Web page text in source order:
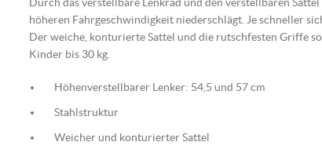
höheren Fahrgeschwindigkeit niederschlägt. Je schneller
Der weiche, konturierte Sattel und die rutschfesten Griffe
Kinder bis 30 kg.
Höhenverstellbarer Lenker: 54,5 und 57 cm
Stahlstruktur
Weicher und konturierter Sattel